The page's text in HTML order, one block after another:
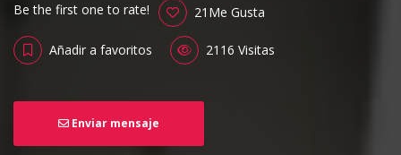
Be the first one to rate! 21Me Gusta
Añadir a favoritos 2116 Visitas
Enviar mensaje